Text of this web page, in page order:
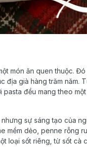
món ăn quen thuộc.
già hàng trăm năm.
đều mang theo
sự sáng tạo của
mềm dẻo, penne rỗng
loại sốt riêng, từ sốt cà